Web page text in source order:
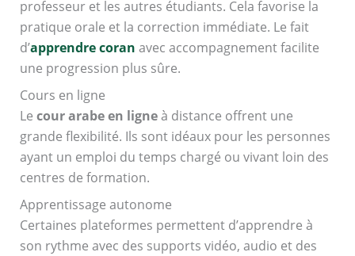
professeur et les autres étudiants. Cela favorise la
pratique orale et la correction immédiate. Le fait
d’apprendre coran avec accompagnement facilite
une progression plus sûre.
Cours en ligne
Le cour arabe en ligneà distance offrent une
grande flexibilité. Ils sont idéaux pour les personnes
ayant un emploi du temps chargé ou vivant loin des
centres de formation.
Apprentissage autonome
Certaines plateformes permettent d’apprendre à
son rythme avec des supports vidéo, audio et des